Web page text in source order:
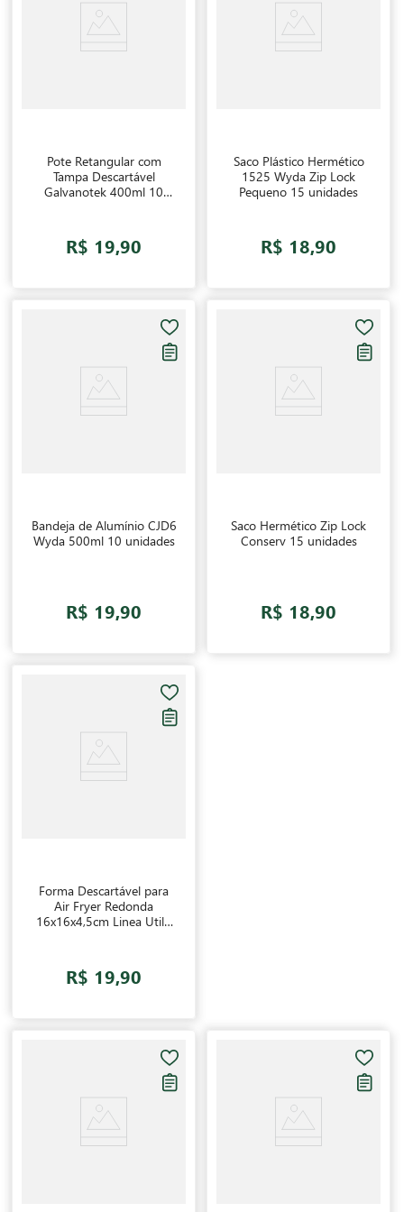
Pote Retangular com
Tampa Descartável
Galvanotek 400ml 10
R$ 19,90
Saco Plástico Hermético
1525 Wyda Zip Lock
Pequeno 15 unidades
R$ 18,90
Bandeja de Alumínio CJD6
Wyda 500ml 10 unidades
R$ 19,90
Saco Hermético Zip Lock
Conserv 15 unidades
R$ 18,90
Forma Descartável para
Air Fryer Redonda
16x16x4,5cm Linea Utilo
R$ 19,90